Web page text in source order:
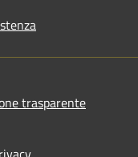
trasparente